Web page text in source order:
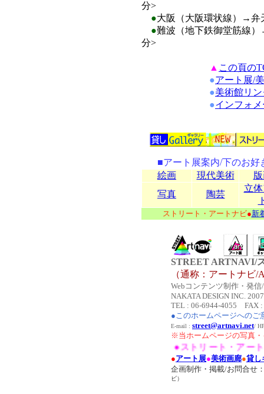
分>
●大阪（大阪環状線）→弁
●難波（地下鉄御堂筋線
分>
▲ この頁の
●アート展/
●美術館リ
●インフォ
■アート展案内/下のお好
絵画
現代美術
写真
陶芸
立
ストリート・アートナビ●新
STREET ARTNAVI/
（通称：アートナビ/
Webコンテンツ制作・発
NAKATA DESIGN INC.
TEL : 06-6944-4055 FAX :
●このホームページへのご
E-mail : street@artnavi.net/
※当ホームページの写真
●ストリート・アート
●アート展●美術画廊●貸し
企画制作・掲載/お問合せ
ビ）